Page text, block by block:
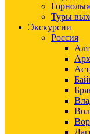
Туры
Экскурсии
Россия